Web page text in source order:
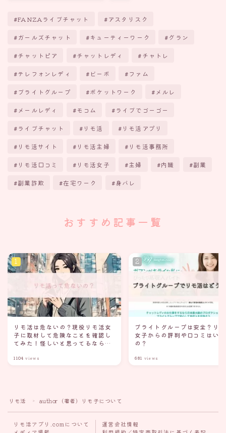
FANZAライブチャット アスタリスク
ガールズチャット キューティーワーク グラン
チャットピア チャットレディ チャトレ
テレフォンレディ ビーボ ファム
ブライトグループ ポケットワーク メルレ
メールレディ モコム ライブでゴーゴー
ライブチャット リモ活 リモ活アプリ
リモ活サイト リモ活主婦 リモ活事務所
リモ活口コミ リモ活女子 主婦 内職 副業
副業詐欺 在宅ワーク 身バレ
おすすめ記事一覧
リモ活は危ないの？現役リモ活女
子に取材して危険なことを確認し
てみた！怪しいと思ってるなら読
1104 views
ブライトグループは安全？リ
女子からの評判や口コミはいい
の？
681 views
リモ活 ＞ author（著者）リモ子について
リモ活アプリ.comについて
運営会社情報